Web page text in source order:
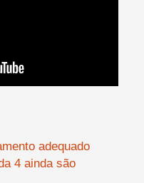
adequado
4 ainda são